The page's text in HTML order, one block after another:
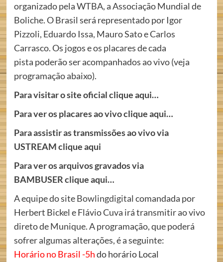
organizado pela WTBA, a Associação Mundial de
Boliche. O Brasil será representado por Igor
Pizzoli, Eduardo Issa, Mauro Sato e Carlos
Carrasco. Os jogos e os placares de cada
pista poderão ser acompanhados ao vivo (veja
programação abaixo).
Para visitar o site oficial clique aqui…
Para ver os placares ao vivo clique aqui…
Para assistir as transmissões ao vivo via
USTREAM clique aqui
Para ver os arquivos gravados via
BAMBUSER clique aqui…
A equipe do siteBowlingdigital comandada por
Herbert Bickel e Flávio Cuva irá transmitir ao vivo
direto de Munique. A programação, que poderá
sofrer algumas alterações, é a seguinte:
Horário no Brasil -5hdo horário Local